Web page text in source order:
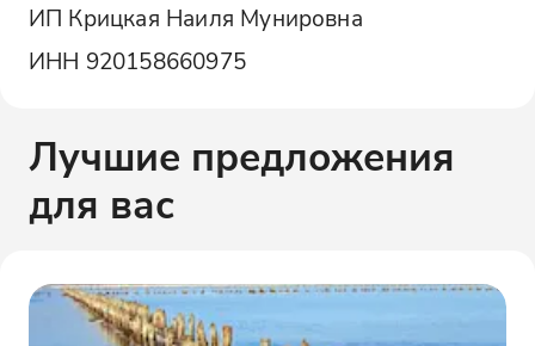
ИП Крицкая Наиля Мунировна
ИНН 920158660975
Лучшие предложения
для вас